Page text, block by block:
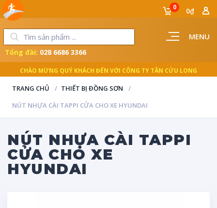
MENU
0 0₫
CHÀO MỪNG QUÝ KHÁCH ĐẾN VỚI CÔNG TY TÂN CỬU LONG
Tổng đài: 028 6686 3366
TRANG CHỦ
THIẾT BỊ ĐỒNG SƠN
NÚT NHỰA CÀI TAPPI CỬA CHO XE HYUNDAI
NÚT NHỰA CÀI TAPPI
CỬA CHO XE
HYUNDAI